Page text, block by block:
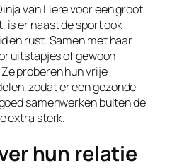
van Liere voor een groot
is er naast de sport ook
en rust. Samen met haar
uitstapjes of gewoon
proberen hun vrije
zodat er een gezonde
samenwerken buiten de
extra sterk.
hun relatie